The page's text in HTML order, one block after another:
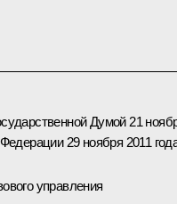
Думой 21
29 ноября 2011
управления